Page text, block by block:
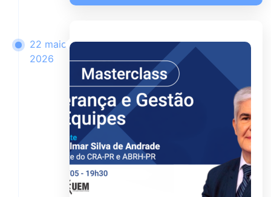
22 maio
2026